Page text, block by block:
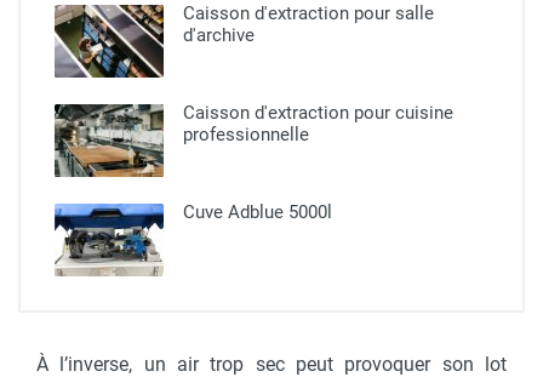
Caisson d'extraction pour salle
d'archive
Caisson d'extraction pour cuisine
professionnelle​
Cuve Adblue 5000l
À l’inverse, un air trop sec peut provoquer son lot